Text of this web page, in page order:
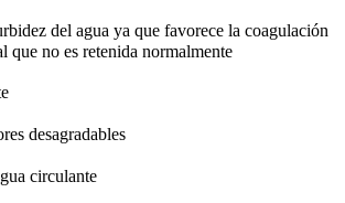
del agua ya que favorece la coagulación
que no es retenida normalmente
desagradables
circulante